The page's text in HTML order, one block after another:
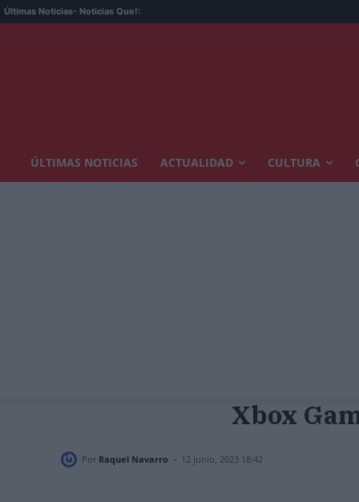
Últimas Noticias- Noticias Que!:
ÚLTIMAS NOTICIAS ACTUALIDAD CULTURA
Xbox
Por Raquel Navarro - 12 junio, 2023 18:42